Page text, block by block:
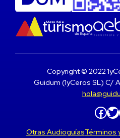
Copyright © 2022
Guidum (1yCeros SL) C/
Facebook Twitter
Otras AudioguíasTérminos